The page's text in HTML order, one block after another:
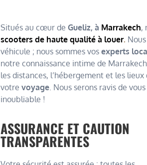
Situés au cœur de Gueliz, à Marrakech,
scooters de haute qualité à louer.
véhicule ; nous sommes vos experts
notre connaissance intime de
les distances, l’hébergement et les
votre voyage . Nous serons ravis de
inoubliable !
ASSURANCE ET CAUTION
TRANSPARENTES